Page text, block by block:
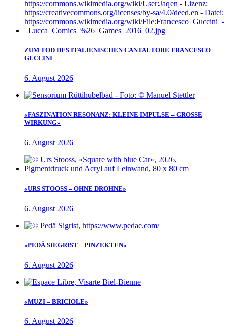
ZUM TOD DES ITALIENISCHEN CANTAUTORE FRANCESCO
GUCCINI
6. August 2026
«FASZINATION RESONANZ: KLEINE IMPULSE – GROSSE
WIRKUNG»
6. August 2026
«URS STOOSS – OHNE DROHNE»
6. August 2026
«PEDÄ SIEGRIST – PINZEKTEN»
6. August 2026
«MUZI – BRICIOLE»
6. August 2026